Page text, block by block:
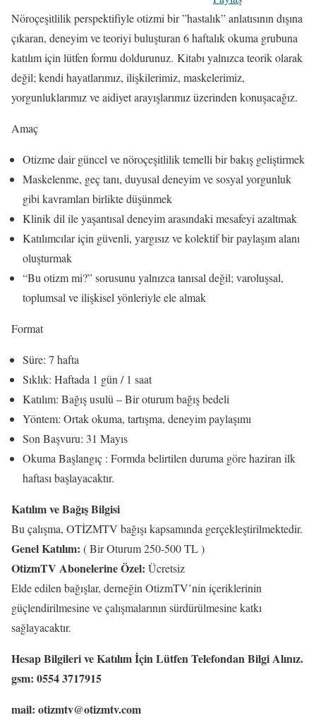
Nöroçeşitlilik perspektifiyle otizmi bir ”hastalık” anlatısının dışına
çıkaran, deneyim ve teoriyi buluşturan 6 haftalık okuma grubuna
katılım için lütfen formu doldurunuz. Kitabı yalnızca teorik olarak
değil; kendi hayatlarımız, ilişkilerimiz, maskelerimiz,
yorgunluklarımız ve aidiyet arayışlarımız üzerinden konuşacağız.
Amaç
Otizme dair güncel ve nöroçeşitlilik temelli bir bakış geliştirmek
Maskelenme, geç tanı, duyusal deneyim ve sosyal yorgunluk
gibi kavramları birlikte düşünmek
Klinik dil ile yaşantısal deneyim arasındaki mesafeyi azaltmak
Katılımcılar için güvenli, yargısız ve kolektif bir paylaşım alanı
oluşturmak
“Bu otizm mi?” sorusunu yalnızca tanısal değil; varoluşsal,
toplumsal ve ilişkisel yönleriyle ele almak
Format
Süre: 7 hafta
Sıklık: Haftada 1 gün / 1 saat
Katılım: Bağış usulü – Bir oturum bağış bedeli
Yöntem: Ortak okuma, tartışma, deneyim paylaşımı
Son Başvuru: 31 Mayıs
Okuma Başlangıç : Formda belirtilen duruma göre haziran ilk
haftası başlayacaktır.
Katılım ve Bağış Bilgisi
Bu çalışma, OTİZMTV bağışı kapsamında gerçekleştirilmektedir.
Genel Katılım: ( Bir Oturum 250-500 TL )
OtizmTV Abonelerine Özel: Ücretsiz
Elde edilen bağışlar, derneğin OtizmTV’nin içeriklerinin
güçlendirilmesine ve çalışmalarının sürdürülmesine katkı
sağlayacaktır.
Hesap Bilgileri ve Katılım İçin Lütfen Telefondan Bilgi Alınız.
gsm: 0554 3717915
mail: otizmtv@otizmtv.com